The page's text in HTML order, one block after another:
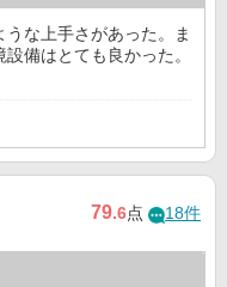
な上手さがあった。ま
備はとても良かった。
79.6点 18件